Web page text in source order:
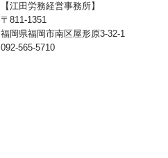
【江田労務経営事務所】
〒811-1351
福岡県福岡市南区屋形原3-32-1
092-565-5710